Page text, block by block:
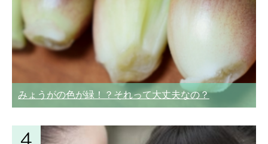
みょうがの色が緑！？それって大丈夫なの？